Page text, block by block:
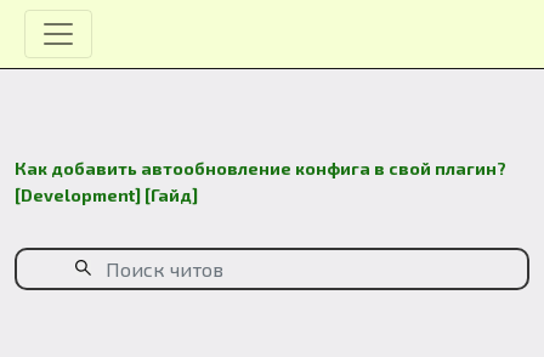
Как добавить автообновление конфига в свой плагин?
[Development] [Гайд]